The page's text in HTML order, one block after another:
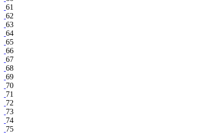
61
62
63
64
65
66
67
68
69
70
71
72
73
74
75